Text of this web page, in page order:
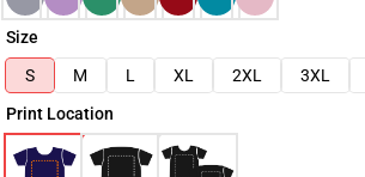
Size
S
M L XL 2XL 3XL
Print Location